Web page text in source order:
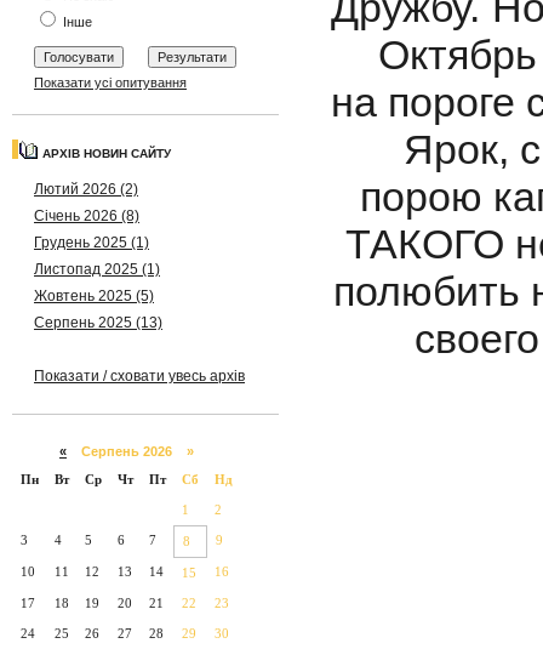
Інше
Показати усі опитування
АРХІВ НОВИН САЙТУ
Лютий 2026 (2)
Січень 2026 (8)
Грудень 2025 (1)
Листопад 2025 (1)
Жовтень 2025 (5)
Серпень 2025 (13)
Показати / сховати увесь архів
« Серпень 2026 »
Пн
Вт Ср Чт Пт Сб Нд
1 2
3 4 5 6 7 8 9
10 11 12 13 14 15 16
17 18 19 20 21 22 23
24 25 26 27 28 29 30
Октябрь
на
Ярок,
порою
ТАКОГО
полюбить